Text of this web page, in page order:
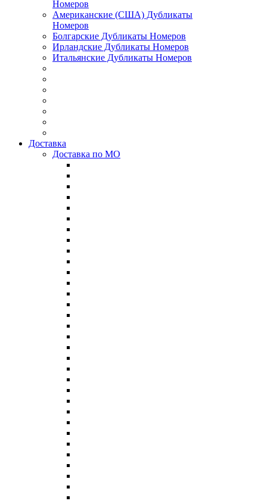
Номеров
Американские (США) Дубликаты
Номеров
Болгарские Дубликаты Номеров
Ирландские Дубликаты Номеров
Итальянские Дубликаты Номеров
Доставка
Доставка по МО